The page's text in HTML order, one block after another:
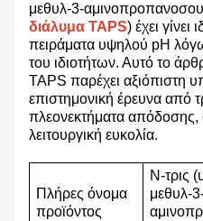
μεθυλ-3-
διάλυμα TAPS) έχει γίνει
πειράματα υψηλού pH
του ιδιοτήτων. Αυτό το
TAPS παρέχει αξιόπιστη
επιστημονική έρευνα από
πλεονεκτήματα απόδοσης,
λειτουργική ευκολία.
Πλήρες όνομα
προϊόντος
N-τρις
μεθυλ-